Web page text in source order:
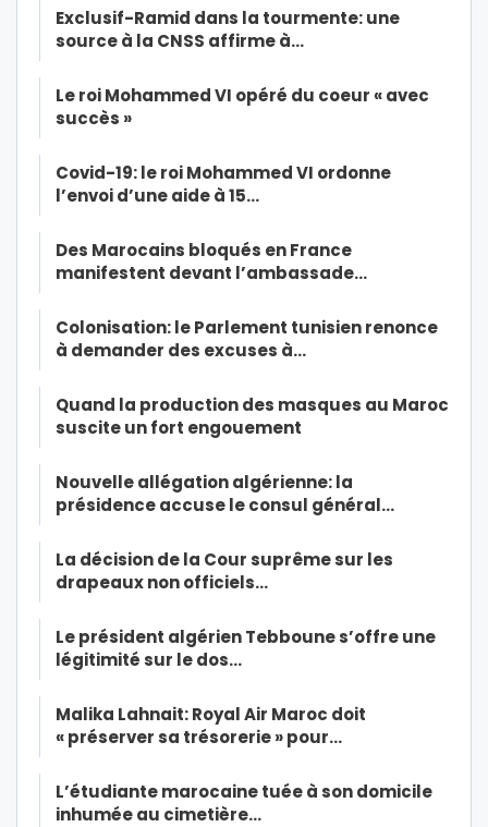
Exclusif-Ramid dans la tourmente: une
source à la CNSS affirme à…
Le roi Mohammed VI opéré du coeur « avec
succès »
Covid-19: le roi Mohammed VI ordonne
l’envoi d’une aide à 15…
Des Marocains bloqués en France
manifestent devant l’ambassade…
Colonisation: le Parlement tunisien renonce
à demander des excuses à…
Quand la production des masques au Maroc
suscite un fort engouement
Nouvelle allégation algérienne: la
présidence accuse le consul général…
La décision de la Cour suprême sur les
drapeaux non officiels…
Le président algérien Tebboune s’offre une
légitimité sur le dos…
Malika Lahnait: Royal Air Maroc doit
« préserver sa trésorerie » pour…
L’étudiante marocaine tuée à son domicile
inhumée au cimetière…